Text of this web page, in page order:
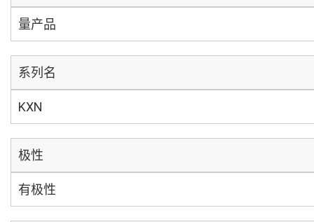
量产品
系列名
KXN
极性
有极性